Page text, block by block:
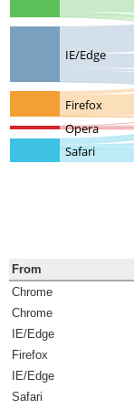
IE/Edge
Firefox
Opera
Safari
From
Chrome
Chrome
IE/Edge
Firefox
IE/Edge
Safari